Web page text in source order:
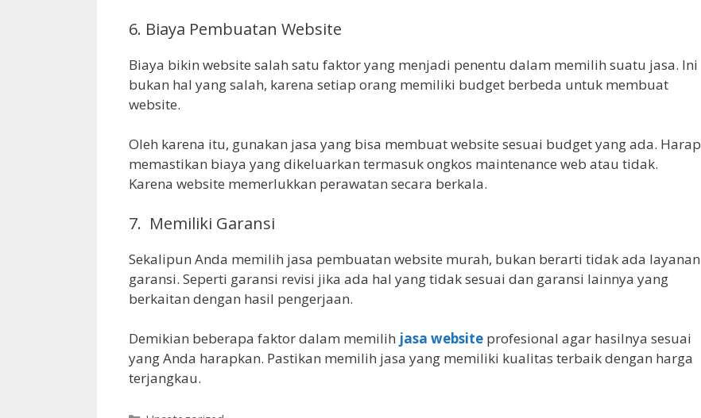
6. Biaya Pembuatan Website
Biaya bikin website salah satu faktor yang menjadi penentu dalam memilih suatu jasa. Ini
bukan hal yang salah, karena setiap orang memiliki budget berbeda untuk membuat
website.
Oleh karena itu, gunakan jasa yang bisa membuat website sesuai budget yang ada. Harap
memastikan biaya yang dikeluarkan termasuk ongkos maintenance web atau tidak.
Karena website memerlukkan perawatan secara berkala.
7. Memiliki Garansi
Sekalipun Anda memilih jasa pembuatan website murah, bukan berarti tidak ada layanan
garansi. Seperti garansi revisi jika ada hal yang tidak sesuai dan garansi lainnya yang
berkaitan dengan hasil pengerjaan.
Demikian beberapa faktor dalam memilih jasa website profesional agar hasilnya sesuai
yang Anda harapkan. Pastikan memilih jasa yang memiliki kualitas terbaik dengan harga
terjangkau.